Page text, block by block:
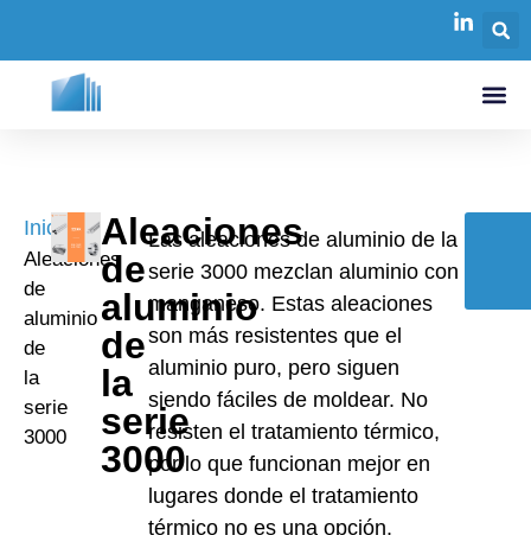
Inicio/
Aleaciones
de
aluminio
de
la
serie
3000
Aleaciones
de
aluminio
de
la
serie
3000
Las aleaciones de aluminio de la
serie 3000 mezclan aluminio con
manganeso. Estas aleaciones
son más resistentes que el
aluminio puro, pero siguen
siendo fáciles de moldear. No
resisten el tratamiento térmico,
por lo que funcionan mejor en
lugares donde el tratamiento
térmico no es una opción.